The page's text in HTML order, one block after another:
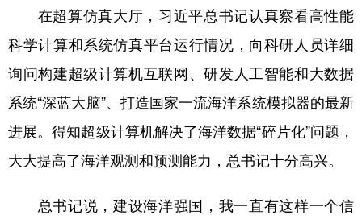
在超算仿真大厅，习近平总书记认真察看高性能
科学计算和系统仿真平台运行情况，向科研人员详细
询问构建超级计算机互联网、研发人工智能和大数据
系统“深蓝大脑”、打造国家一流海洋系统模拟器的最新
进展。得知超级计算机解决了海洋数据“碎片化”问题，
大大提高了海洋观测和预测能力，总书记十分高兴。
总书记说，建设海洋强国，我一直有这样一个信